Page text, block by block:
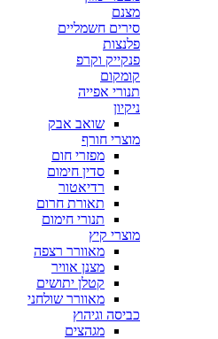
מצנם
סירים חשמליים
פלנצות
פנקייק וקרפ
קומקום
תנורי אפייה
ניקיון
שואב אבק
מוצרי חורף
מפזרי חום
סדין חימום
רדיאטור
תאורת חרום
תנורי חימום
מוצרי קיץ
מאוורר רצפה
מצנן אוויר
קטלן יתושים
מאוורר שולחני
כביסה וגיהוץ
מגהצים